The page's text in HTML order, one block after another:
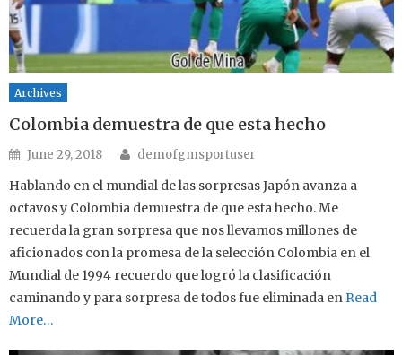
Archives
Colombia demuestra de que esta hecho
Posted on
June 29, 2018 Author
demofgmsportuser
Hablando en el mundial de las sorpresas Japón avanza a
octavos y Colombia demuestra de que esta hecho. Me
recuerda la gran sorpresa que nos llevamos millones de
aficionados con la promesa de la selección Colombia en el
Mundial de 1994 recuerdo que logró la clasificación
caminando y para sorpresa de todos fue eliminada en Read
More…